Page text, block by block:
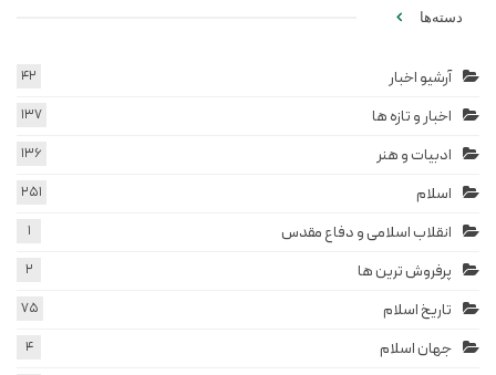
دسته‌ها
آرشیو اخبار 42
اخبار و تازه ها 137
ادبیات و هنر 136
اسلام 251
انقلاب اسلامی و دفاع مقدس 1
پرفروش ترین ها 2
تاریخ اسلام 75
جهان اسلام 4